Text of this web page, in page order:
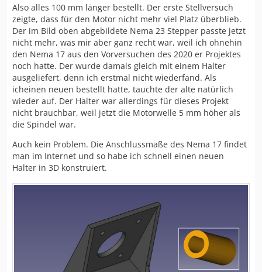
Also alles 100 mm länger bestellt. Der erste Stellversuch
zeigte, dass für den Motor nicht mehr viel Platz überblieb.
Der im Bild oben abgebildete Nema 23 Stepper passte jetzt
nicht mehr, was mir aber ganz recht war, weil ich ohnehin
den Nema 17 aus den Vorversuchen des 2020 er Projektes
noch hatte. Der wurde damals gleich mit einem Halter
ausgeliefert, denn ich erstmal nicht wiederfand. Als
icheinen neuen bestellt hatte, tauchte der alte natürlich
wieder auf. Der Halter war allerdings für dieses Projekt
nicht brauchbar, weil jetzt die Motorwelle 5 mm höher als
die Spindel war.
Auch kein Problem. Die Anschlussmaße des Nema 17 findet
man im Internet und so habe ich schnell einen neuen
Halter in 3D konstruiert.